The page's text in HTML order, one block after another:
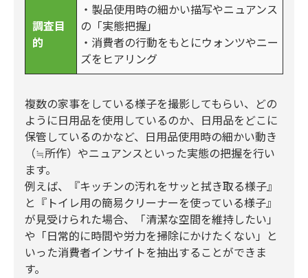
調査目
的
・製品使用時の細かい描写やニュアンス
の「実態把握」
・消費者の行動をもとにウォンツやニー
ズをヒアリング
複数の家事をしている様子を撮影してもらい、どの
ように日用品を使用しているのか、日用品をどこに
保管しているのかなど、日用品使用時の細かい動き
（≒所作）やニュアンスといった実態の把握を行い
ます。
例えば、『キッチンの汚れをサッと拭き取る様子』
と『トイレ用の簡易クリーナーを使っている様子』
が見受けられた場合、「清潔な空間を維持したい」
や「日常的に時間や労力を掃除にかけたくない」と
いった消費者インサイトを抽出することができま
す。